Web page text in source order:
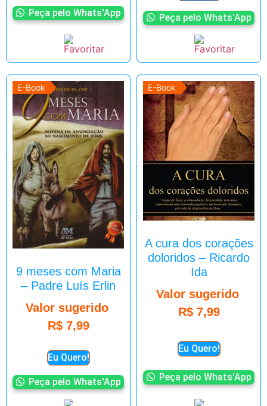
Peça pelo Whats'App Peça pelo Whats'App
E-Book
9 meses com Maria
– Padre Luís Erlin
Valor sugerido
R$7,99
Eu Quero!
Peça pelo Whats'App
E-Book
A cura dos corações
doloridos – Ricardo
Ida
Valor sugerido
R$7,99
Eu Quero!
Peça pelo Whats'App